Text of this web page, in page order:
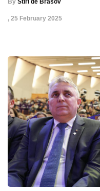
By Stiri de Brasov
, 25 February 2025